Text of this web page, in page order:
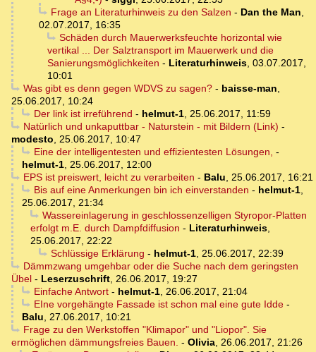
Frage an Literaturhinweis zu den Salzen - Dan the Man,
02.07.2017, 16:35
Schäden durch Mauerwerksfeuchte horizontal wie
vertikal ... Der Salztransport im Mauerwerk und die
Sanierungsmöglichkeiten - Literaturhinweis, 03.07.2017,
10:01
Was gibt es denn gegen WDVS zu sagen?- baisse-man,
25.06.2017, 10:24
Der link ist irreführend - helmut-1, 25.06.2017, 11:59
Natürlich und unkaputtbar - Naturstein - mit Bildern (Link) -
modesto, 25.06.2017, 10:47
Eine der intelligentesten und effizientesten Lösungen, -
helmut-1, 25.06.2017, 12:00
EPS ist preiswert, leicht zu verarbeiten - Balu, 25.06.2017, 16:21
Bis auf eine Anmerkungen bin ich einverstanden - helmut-1,
25.06.2017, 21:34
Wassereinlagerung in geschlossenzelligen Styropor-Platten
erfolgt m.E. durch Dampfdiffusion - Literaturhinweis,
25.06.2017, 22:22
Schlüssige Erklärung - helmut-1, 25.06.2017, 22:39
Dämmzwang umgehbar oder die Suche nach dem geringsten
Übel - Leserzuschrift, 26.06.2017, 19:27
Einfache Antwort- helmut-1, 26.06.2017, 21:04
EIne vorgehängte Fassade ist schon mal eine gute Idde-
Balu, 27.06.2017, 10:21
Frage zu den Werkstoffen "Klimapor" und "Liopor". Sie
ermöglichen dämmungsfreies Bauen. - Olivia, 26.06.2017, 21:26